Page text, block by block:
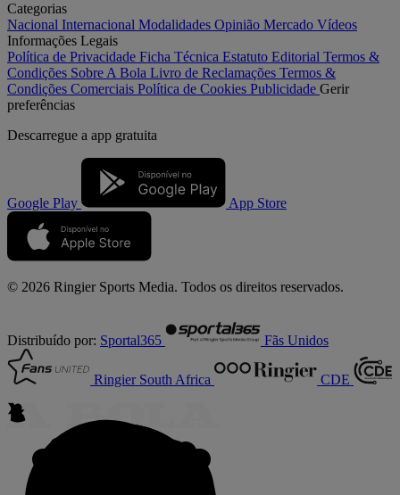
Categorias
Nacional Internacional Modalidades Opinião Mercado Vídeos
Informações Legais
Política de Privacidade Ficha Técnica Estatuto Editorial Termos &
Condições Sobre A Bola Livro de Reclamações Termos &
Condições Comerciais Política de Cookies Publicidade Gerir
preferências
Descarregue a app gratuita
Google Play App Store
© 2026 Ringier Sports Media. Todos os direitos reservados.
Distribuído por: Sportal365 Fãs Unidos
Ringier South Africa CDE